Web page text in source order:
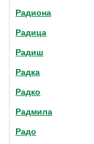
Радиона
Радица
Радиш
Радка
Радко
Радмила
Радо